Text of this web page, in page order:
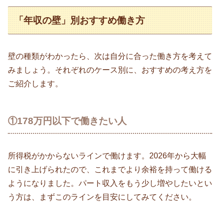
「年収の壁」別おすすめ働き方
壁の種類がわかったら、次は自分に合った働き方を考えて
みましょう。それぞれのケース別に、おすすめの考え方を
ご紹介します。
①178万円以下で働きたい人
所得税がかからないラインで働けます。2026年から大幅
に引き上げられたので、これまでより余裕を持って働ける
ようになりました。パート収入をもう少し増やしたいとい
う方は、まずこのラインを目安にしてみてください。